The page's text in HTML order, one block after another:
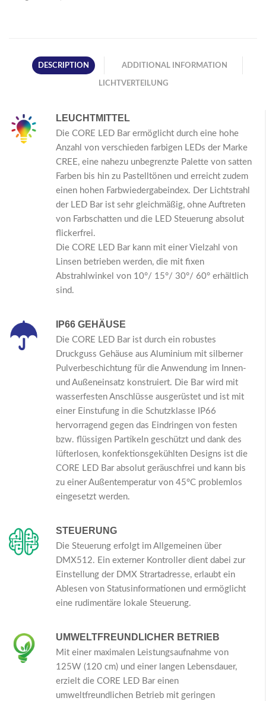
DESCRIPTION ADDITIONAL INFORMATION
LICHTVERTEILUNG
LEUCHTMITTEL
Die CORE LED Bar ermöglicht durch eine hohe
Anzahl von verschieden farbigen LEDs der Marke
CREE, eine nahezu unbegrenzte Palette von satten
Farben bis hin zu Pastelltönen und erreicht zudem
einen hohen Farbwiedergabeindex. Der Lichtstrahl
der LED Bar ist sehr gleichmäßig, ohne Auftreten
von Farbschatten und die LED Steuerung absolut
flickerfrei.
Die CORE LED Bar kann mit einer Vielzahl von
Linsen betrieben werden, die mit fixen
Abstrahlwinkel von 10°/ 15°/ 30°/ 60° erhältlich
sind.
IP66 GEHÄUSE
Die CORE LED Bar ist durch ein robustes
Druckguss Gehäuse aus Aluminium mit silberner
Pulverbeschichtung für die Anwendung im Innen-
und Außeneinsatz konstruiert. Die Bar wird mit
wasserfesten Anschlüsse ausgerüstet und ist mit
einer Einstufung in die Schutzklasse IP66
hervorragend gegen das Eindringen von festen
bzw. flüssigen Partikeln geschützt und dank des
lüfterlosen, konfektionsgekühlten Designs ist die
CORE LED Bar absolut geräuschfrei und kann bis
zu einer Außentemperatur von 45°C problemlos
eingesetzt werden.
STEUERUNG
Die Steuerung erfolgt im Allgemeinen über
DMX512. Ein externer Kontroller dient dabei zur
Einstellung der DMX Strartadresse, erlaubt ein
Ablesen von Statusinformationen und ermöglicht
eine rudimentäre lokale Steuerung.
UMWELTFREUNDLICHER BETRIEB
Mit einer maximalen Leistungsaufnahme von
125W (120 cm) und einer langen Lebensdauer,
erzielt die CORE LED Bar einen
umweltfreundlichen Betrieb mit geringen